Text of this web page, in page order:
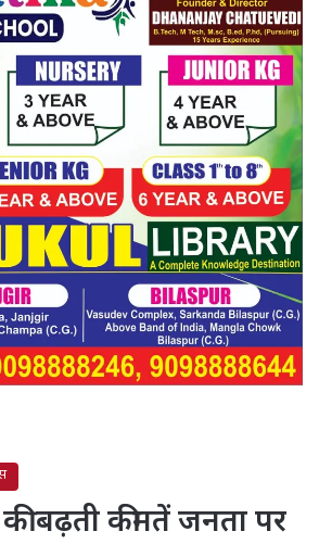
बढ़ती कीमतें जनता पर